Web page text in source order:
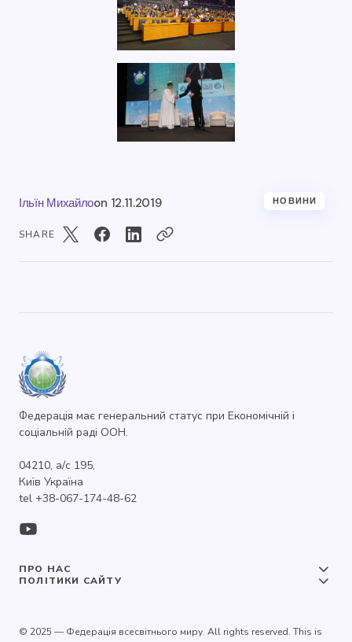
Ільїн Михайлоon 12.11.2019 НОВИНИ
SHARE
Федерація має генеральний статус при Економічній і
соціальній раді ООН.
04210, а/с 195,
Київ Україна
tel +38-067-174-48-62
ПРО НАС
ПОЛІТИКИ САЙТУ
© 2025 — Федерація всесвітнього миру. All rights reserved. This is